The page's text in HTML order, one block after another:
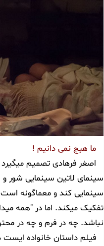
ما هیچ نمی دانیم !
اصغر فرهادی تصمیم
سینمای لاتین سینمایی
سینمایی کند و معماگونه است
تفکیک میکند. اما در "همه
نباشد. چه در فرم و چه در
فیلم داستان خانواده